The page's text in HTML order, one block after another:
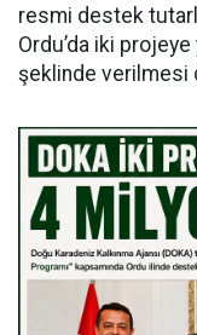
resmi destek
Ordu’da iki
şeklinde verilmesi